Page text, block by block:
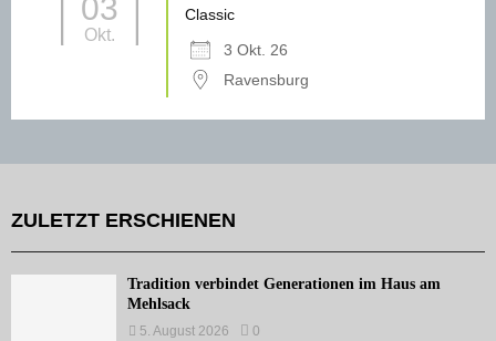
03
Okt.
Classic
3 Okt. 26
Ravensburg
ZULETZT ERSCHIENEN
Tradition verbindet Generationen im Haus am
Mehlsack
5. August 2026 0